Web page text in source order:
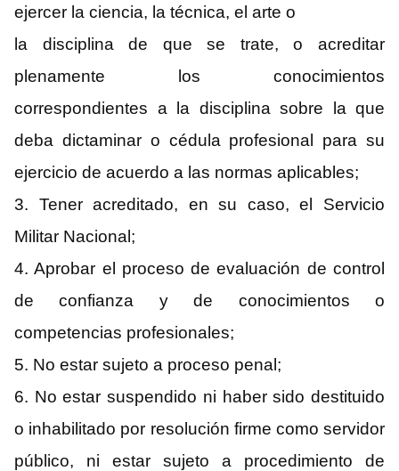
ejercer la ciencia, la técnica, el arte o
la disciplina de que se trate, o acreditar
plenamente los conocimientos
correspondientes a la disciplina sobre la que
deba dictaminar o cédula profesional para su
ejercicio de acuerdo a las normas aplicables;
3. Tener acreditado, en su caso, el Servicio
Militar Nacional;
4. Aprobar el proceso de evaluación de control
de confianza y de conocimientos o
competencias profesionales;
5. No estar sujeto a proceso penal;
6. No estar suspendido ni haber sido destituido
o inhabilitado por resolución firme como servidor
público, ni estar sujeto a procedimiento de